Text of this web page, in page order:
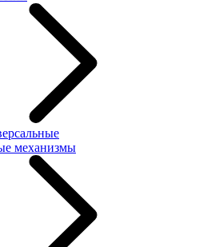
механизмы